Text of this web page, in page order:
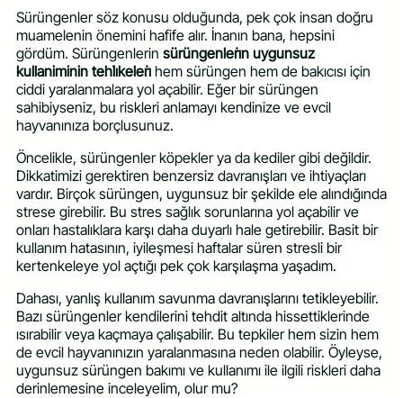
Sürüngenler söz konusu olduğunda, pek çok insan doğru
muamelenin önemini hafife alır. İnanın bana, hepsini
gördüm. Sürüngenlerin sürüngenleri̇n uygunsuz
kullaniminin tehli̇keleri̇ hem sürüngen hem de bakıcısı için
ciddi yaralanmalara yol açabilir. Eğer bir sürüngen
sahibiyseniz, bu riskleri anlamayı kendinize ve evcil
hayvanınıza borçlusunuz.
Öncelikle, sürüngenler köpekler ya da kediler gibi değildir.
Dikkatimizi gerektiren benzersiz davranışları ve ihtiyaçları
vardır. Birçok sürüngen, uygunsuz bir şekilde ele alındığında
strese girebilir. Bu stres sağlık sorunlarına yol açabilir ve
onları hastalıklara karşı daha duyarlı hale getirebilir. Basit bir
kullanım hatasının, iyileşmesi haftalar süren stresli bir
kertenkeleye yol açtığı pek çok karşılaşma yaşadım.
Dahası, yanlış kullanım savunma davranışlarını tetikleyebilir.
Bazı sürüngenler kendilerini tehdit altında hissettiklerinde
ısırabilir veya kaçmaya çalışabilir. Bu tepkiler hem sizin hem
de evcil hayvanınızın yaralanmasına neden olabilir. Öyleyse,
uygunsuz sürüngen bakımı ve kullanımı ile ilgili riskleri daha
derinlemesine inceleyelim, olur mu?